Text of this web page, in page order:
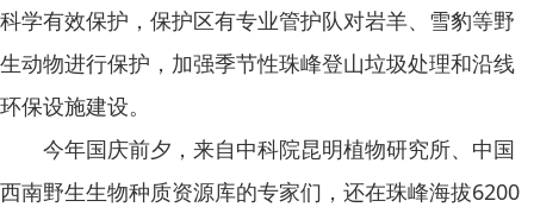
科学有效保护，保护区有专业管护队对岩羊、雪豹等野
生动物进行保护，加强季节性珠峰登山垃圾处理和沿线
环保设施建设。
今年国庆前夕，来自中科院昆明植物研究所、中国
西南野生生物种质资源库的专家们，还在珠峰海拔6200